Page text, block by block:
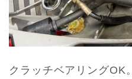
クラッチベアリングOK。